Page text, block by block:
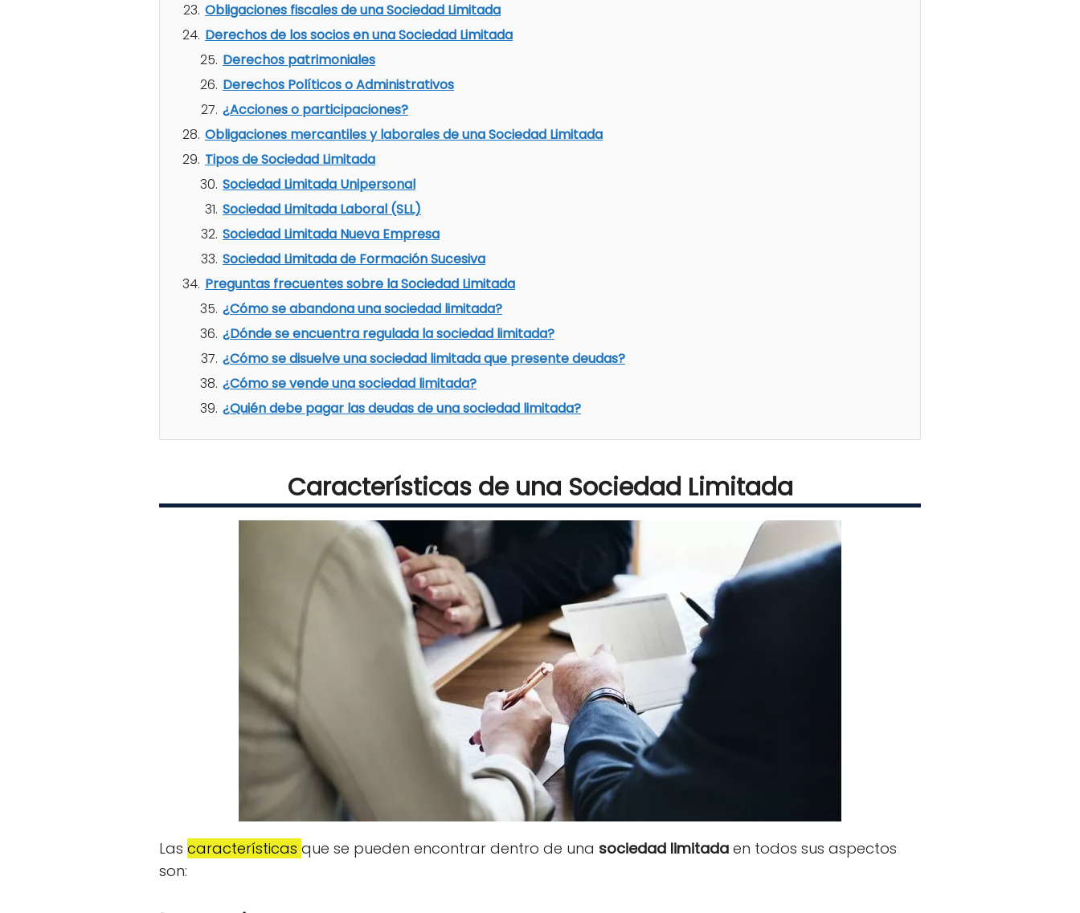
Obligaciones fiscales de una Sociedad Limitada
Derechos de los socios en una Sociedad Limitada
Derechos patrimoniales
Derechos Políticos o Administrativos
¿Acciones o participaciones?
Obligaciones mercantiles y laborales de una Sociedad Limitada
Tipos de Sociedad Limitada
Sociedad Limitada Unipersonal
Sociedad Limitada Laboral (SLL)
Sociedad Limitada Nueva Empresa
Sociedad Limitada de Formación Sucesiva
Preguntas frecuentes sobre la Sociedad Limitada
¿Cómo se abandona una sociedad limitada?
¿Dónde se encuentra regulada la sociedad limitada?
¿Cómo se disuelve una sociedad limitada que presente deudas?
¿Cómo se vende una sociedad limitada?
¿Quién debe pagar las deudas de una sociedad limitada?
Características de una Sociedad Limitada
Las características que se pueden encontrar dentro de una sociedad limitada en todos sus aspectos
son: